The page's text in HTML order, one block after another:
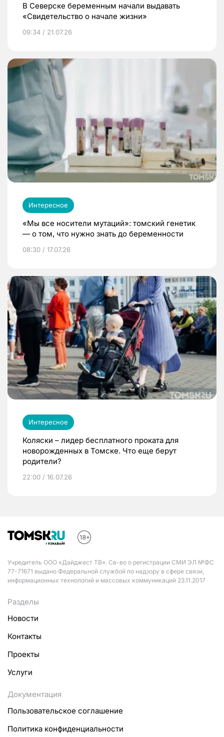
В Северске беременным начали выдавать
«Свидетельство о начале жизни»
09:34 / 21.07.26
Интересное
«Мы все носители мутаций»: томский генетик
— о том, что нужно знать до беременности
08:30 / 17.07.26
Интересное
Коляски – лидер бесплатного проката для
новорожденных в Томске. Что еще берут
родители?
22:00 / 16.07.26
Учредитель ООО «Дайджест ТВ». Св-во о регистрации СМИ ЭЛ №ФС
77-71671 выдано Федеральной службой по надзору в сфере связи,
информационных технологий и массовых коммуникаций 23.11.2017
Разделы
Новости
Контакты
Проекты
Услуги
Документация
Пользовательское соглашение
Политика конфиденциальности